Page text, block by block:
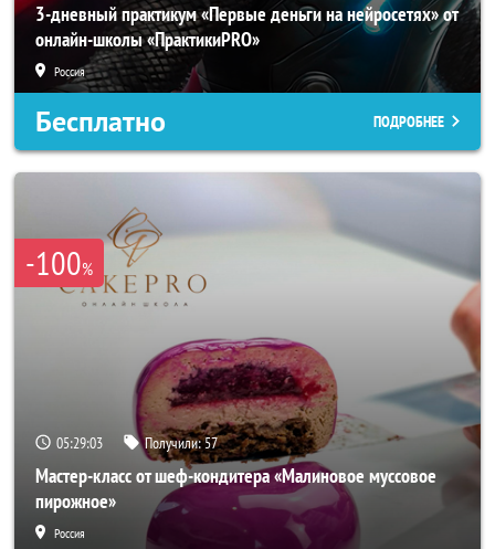
3-дневный практикум «Первые деньги на нейросетях» от
онлайн-школы «ПрактикиPRO»
Россия
Бесплатно ПОДРОБНЕЕ
-100%
05:29:02 Получили:57
Мастер-класс от шеф-кондитера «Малиновое муссовое
пирожное»
Россия